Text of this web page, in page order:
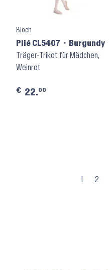
Bloch
Plié CL5407 ⬝ Burgundy
Träger-Trikot für Mädchen,
Weinrot
€ 22.00
1 2